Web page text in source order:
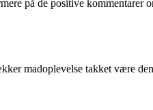
på de positive kommentarer
madoplevelse takket være